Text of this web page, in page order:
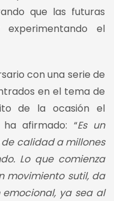
que las futuras
experimentando el
con una serie de
en el tema de
de la ocasión el
ha afirmado: “Es un
calidad a millones
Lo que comienza
movimiento sutil, da
ya sea al